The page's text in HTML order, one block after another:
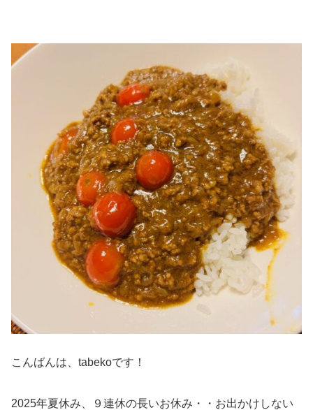
こんばんは、tabekoです！
2025年夏休み、９連休の長いお休み・・お出かけしない